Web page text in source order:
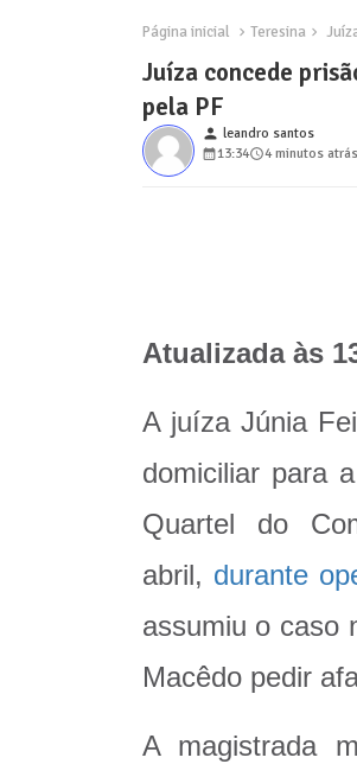
Página inicial Teresina
Juíza concede
pela PF
person leandro santos
13:34
4 minutos atrás
Atualizada às
A juíza Júnia
domiciliar para
Quartel do
abril, durante
assumiu o caso
Macêdo pedir
A magistrada